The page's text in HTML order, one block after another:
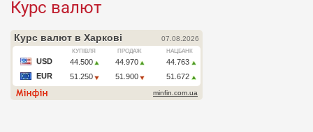
Курс валют